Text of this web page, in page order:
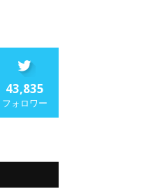
43,835
フォロワー